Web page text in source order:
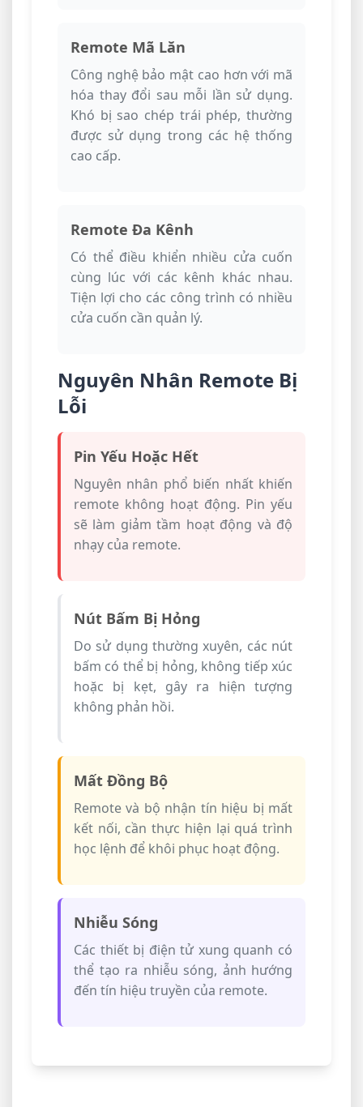
Remote Mã Lăn
Công nghệ bảo mật cao hơn với mã
hóa thay đổi sau mỗi lần sử dụng.
Khó bị sao chép trái phép, thường
được sử dụng trong các hệ thống
cao cấp.
Remote Đa Kênh
Có thể điều khiển nhiều cửa cuốn
cùng lúc với các kênh khác nhau.
Tiện lợi cho các công trình có nhiều
cửa cuốn cần quản lý.
Nguyên Nhân Remote Bị
Lỗi
Pin Yếu Hoặc Hết
Nguyên nhân phổ biến nhất khiến
remote không hoạt động. Pin yếu
sẽ làm giảm tầm hoạt động và độ
nhạy của remote.
Nút Bấm Bị Hỏng
Do sử dụng thường xuyên, các nút
bấm có thể bị hỏng, không tiếp xúc
hoặc bị kẹt, gây ra hiện tượng
không phản hồi.
Mất Đồng Bộ
Remote và bộ nhận tín hiệu bị mất
kết nối, cần thực hiện lại quá trình
học lệnh để khôi phục hoạt động.
Nhiễu Sóng
Các thiết bị điện tử xung quanh có
thể tạo ra nhiễu sóng, ảnh hướng
đến tín hiệu truyền của remote.